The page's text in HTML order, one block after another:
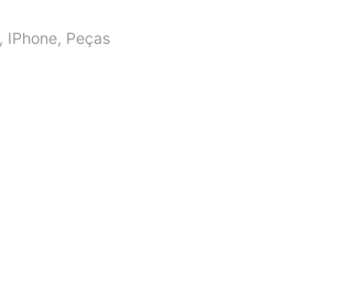
, IPhone, Peças